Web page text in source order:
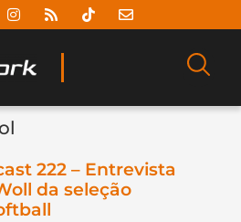
222 – Entrevista
da seleção